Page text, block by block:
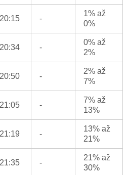
20:15 -
1% až
0%
20:34 -
0% až
2%
20:50 -
2% až
7%
21:05 -
7% až
13%
21:19 -
13% až
21%
21:35 -
21% až
30%